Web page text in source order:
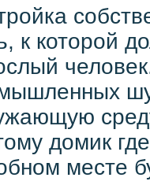
к которой
домик
месте